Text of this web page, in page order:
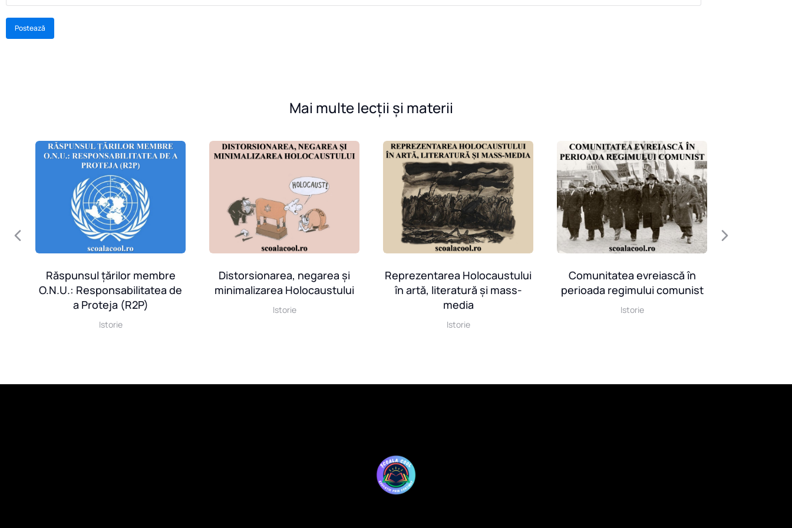
Postează
Mai multe lecții și materii
Răspunsul țărilor membre
O.N.U.: Responsabilitatea de
a Proteja (R2P)
Istorie
Distorsionarea, negarea și
minimalizarea Holocaustului
Istorie
Reprezentarea Holocaustului
în artă, literatură și mass-
media
Istorie
Comunitatea evreiască în
perioada regimului comunist
Istorie